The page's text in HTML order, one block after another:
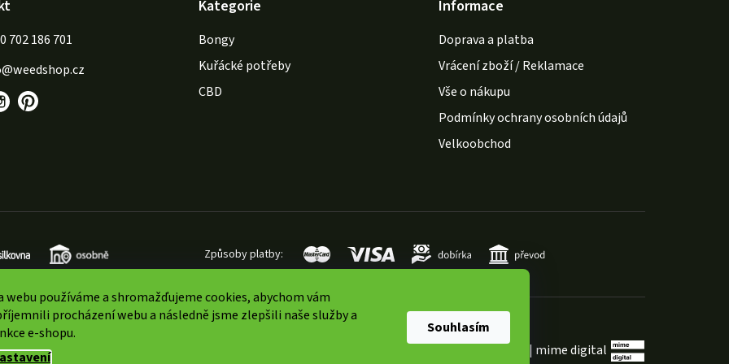
webu používáme a shromažďujeme cookies, abychom vám
procházení webu a následně jsme zlepšili naše služby a
e-shopu.
Souhlasím
@weedshop.cz
702 186 701
Kategorie
Bongy
Kuřácké potřeby
CBD
Informace
Doprava a platba
Vrácení zboží / Reklamace
Vše o nákupu
Podmínky ochrany osobních údajů
Velkoobchod
Způsoby platby:
| mime digital